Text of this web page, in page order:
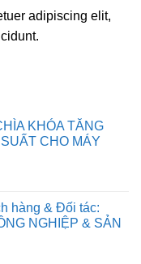
adipiscing elit,
KHÓA TĂNG
CHO MÁY
hàng & Đối tác:
NGHIỆP & SẢN